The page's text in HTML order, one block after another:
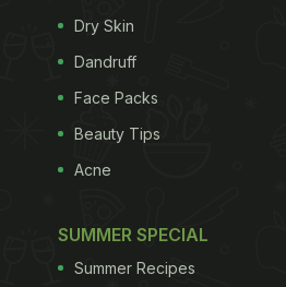
Dry Skin
Dandruff
Face Packs
Beauty Tips
Acne
SUMMER SPECIAL
Summer Recipes